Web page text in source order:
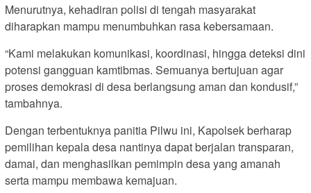
Menurutnya, kehadiran polisi di tengah masyarakat
diharapkan mampu menumbuhkan rasa kebersamaan.
“Kami melakukan komunikasi, koordinasi, hingga deteksi dini
potensi gangguan kamtibmas. Semuanya bertujuan agar
proses demokrasi di desa berlangsung aman dan kondusif,”
tambahnya.
Dengan terbentuknya panitia Pilwu ini, Kapolsek berharap
pemilihan kepala desa nantinya dapat berjalan transparan,
damai, dan menghasilkan pemimpin desa yang amanah
serta mampu membawa kemajuan.